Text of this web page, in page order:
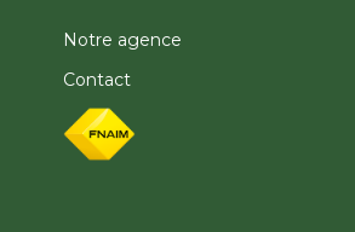
Notre agence
Contact